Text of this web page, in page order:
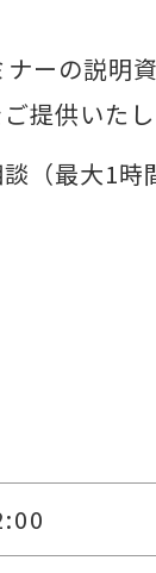
ーの説
提供いたし
（最大1